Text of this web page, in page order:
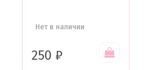
Нет в наличии
250 ₽